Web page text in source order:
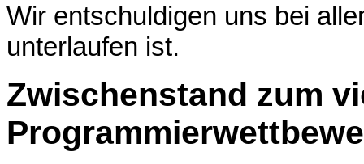
Wir entschuldigen uns bei
unterlaufen ist.
Zwischenstand zum